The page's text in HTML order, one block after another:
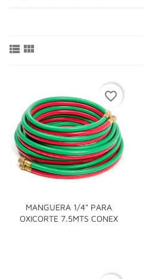
 
MANGUERA 1/4" PARA
OXICORTE 7.5MTS CONEX
favorite_border